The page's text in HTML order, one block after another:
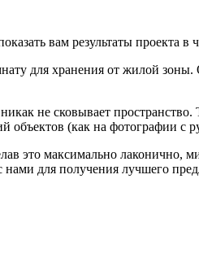
вам результаты проекта в
для хранения от жилой зоны.
не сковывает
объектов (как на фотографии с
это максимально лаконично,
нами для получения лучшего